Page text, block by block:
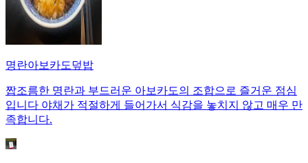
명란아보카도덮밥
짭조름한 명란과 부드러운 아보카도의 조합으로 즐거운 점심
입니다 야채가 적절하게 들어가서 식감을 놓치지 않고 매우 만
족합니다.